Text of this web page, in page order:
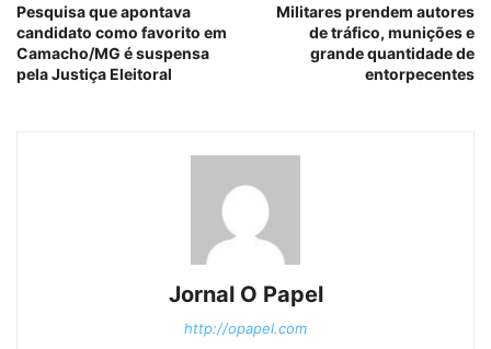
Pesquisa que apontava
candidato como favorito em
Camacho/MG é suspensa
pela Justiça Eleitoral
Militares prendem autores
de tráfico, munições e
grande quantidade de
entorpecentes
Jornal O Papel
http://opapel.com